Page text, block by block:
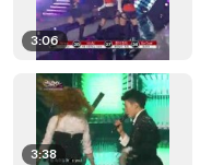
3:06
3:38